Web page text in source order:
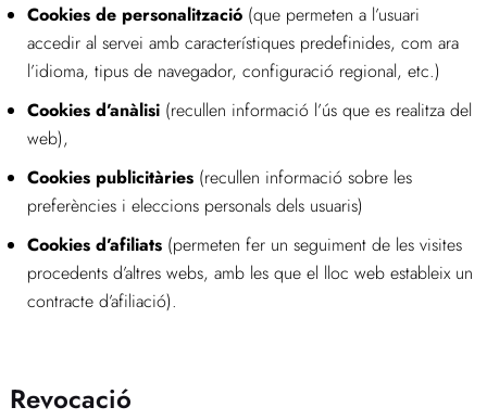
Cookies de personalització(que permeten a l’usuari
accedir al servei amb característiques predefinides, com ara
l’idioma, tipus de navegador, configuració regional, etc.)
Cookies d’anàlisi (recullen informació l’ús que es realitza del
web),
Cookies publicitàries(recullen informació sobre les
preferències i eleccions personals dels usuaris)
Cookies d’afiliats (permeten fer un seguiment de les visites
procedents d’altres webs, amb les que el lloc web estableix un
contracte d’afiliació).
Revocació